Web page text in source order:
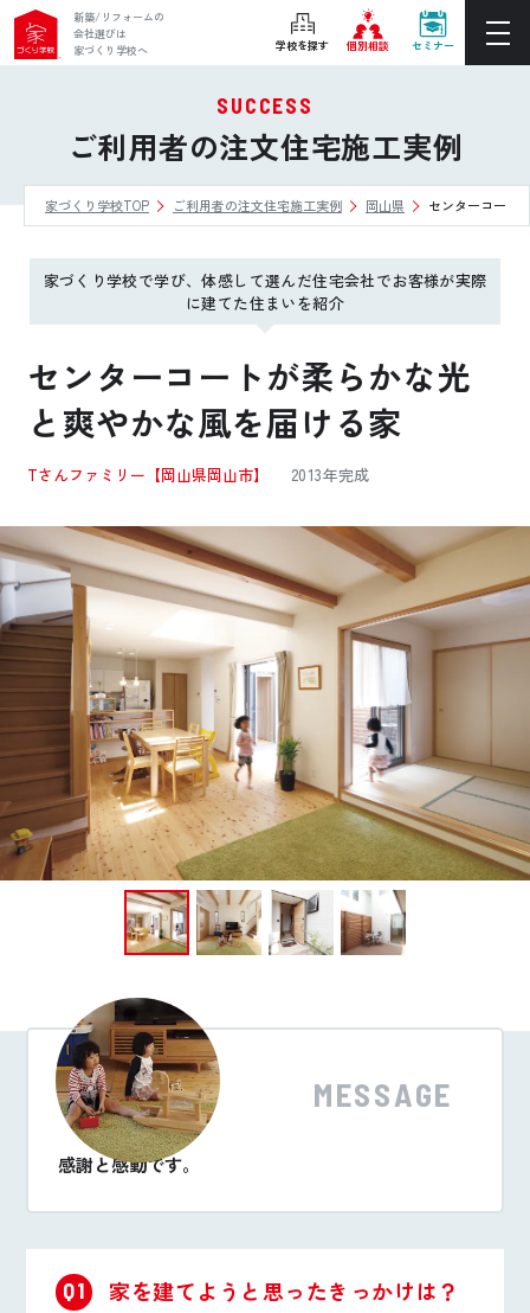
新築/リフォームの
会社選びは
家づくり学校へ
学校を探す 個別相談 セミナー
ぴったりの住宅会社をご提案
個別相談
後悔しない家づくりをレクチャー
セミナーをみる
ご利用は無料！全国20校
お近くの学校を探す
ホーム
家づくり学校とは
お悩み・相談事例
よくある質問
ご利用者の声・実例
お役立ち情報
公式SNSをチェック
YOUTUBE Instagram
プライバシーポリシー
SUCCESS
ご利用者の注文住宅施工実例
家づくり学校TOP ご利用者の注文住宅施工実例 岡山県 センターコート
家づくり学校で学び、体感して選んだ住宅会社でお客様が実際
に建てた住まいを紹介
センターコートが柔らかな光
と爽やかな風を届ける家
Tさんファミリー 【岡山県岡山市】 2013年完成
MESSAGE
感謝と感動です。
Q1 家を建てようと思ったきっかけは？